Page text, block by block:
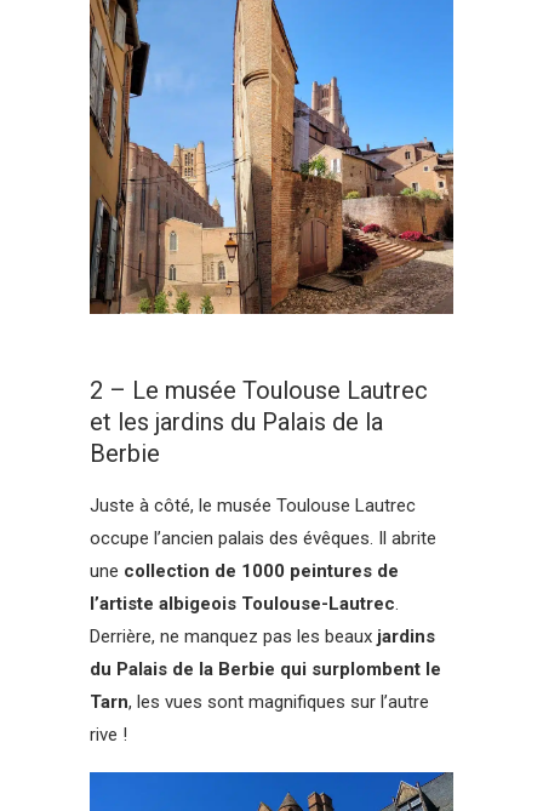
2 – Le musée Toulouse Lautrec
et les jardins du Palais de la
Berbie
Juste à côté, le musée Toulouse Lautrec
occupe l’ancien palais des évêques. Il abrite
une collection de 1000 peintures de
l’artiste albigeois Toulouse-Lautrec.
Derrière, ne manquez pas les beaux jardins
du Palais de la Berbie qui surplombent le
Tarn, les vues sont magnifiques sur l’autre
rive !